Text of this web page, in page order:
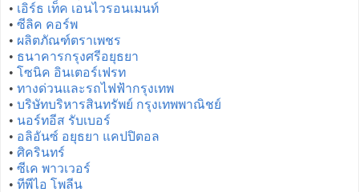
• เอิร์ธ เท็ค เอนไวรอนเมนท์
• ซีลิค คอร์พ
• ผลิตภัณฑ์ตราเพชร
• ธนาคารกรุงศรีอยุธยา
• โซนิค อินเตอร์เฟรท
• ทางด่วนและรถไฟฟ้ากรุงเทพ
• บริษัทบริหารสินทรัพย์ กรุงเทพพาณิชย์
• นอร์ทอีส รับเบอร์
• อลิอันซ์ อยุธยา แคปปิตอล
• ศิครินทร์
• ซีเค พาวเวอร์
• ทีพีไอ โพลีน